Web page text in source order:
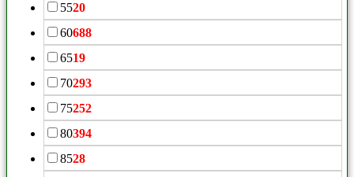
5520
60688
6519
70293
75252
80394
8528